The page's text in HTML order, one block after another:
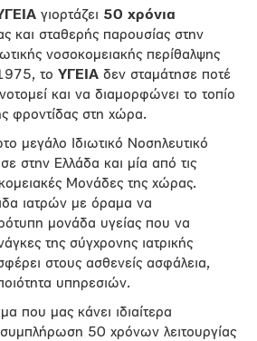
γιορτάζει 50 χρόνια
και σταθερής παρουσίας στην
νοσοκομειακής περίθαλψης
το ΥΓΕΙΑ δεν σταμάτησε ποτέ
και να διαμορφώνει το τοπίο
φροντίδας στη χώρα.
μεγάλο Ιδιωτικό Νοσηλευτικό
στην Ελλάδα και μία από τις
Μονάδες της χώρας.
ιατρών με όραμα να
μονάδα υγείας που να
της σύγχρονης ιατρικής
στους ασθενείς ασφάλεια,
υπηρεσιών.
που μας κάνει ιδιαίτερα
50 χρόνων λειτουργίας